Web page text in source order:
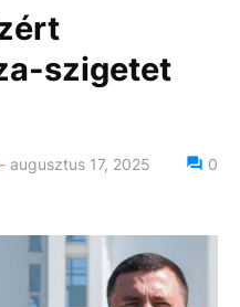
szigetet
- augusztus 17, 2025 0